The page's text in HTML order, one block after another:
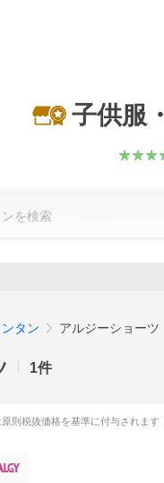
子供服
タン アルジーショーツ
1件
原則税抜価格を基準に付与されま